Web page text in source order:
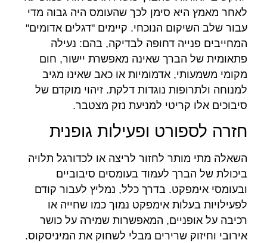
לאחר מאמץ היא סימן לכך שהעומס היה גבוה מדי
עבור שלב השיקום הנוכחי. קיימים "דגלים אדומים"
המחייבים פנייה דחופה לבדיקה, בהם: נעילה
פתאומית של הברך שאינה מאפשרת יישור, חום
מקומי משמעותי, אדמומיות או כאב שאינו מגיב
למנוחה ולתרופות נוגדות דלקת. זיהוי מוקדם של
סיבוכים אלו קריטי למניעת נזק מצטבר.
חזרה לספורט ופעילות גופנית
השאלה מתי מותר לחזור לריצה או לכדורגל תלויה
ביכולת של הברך לעמוד בעומסים סיבוביים
ובעומסי אימפקט. בדרך כלל, נמליץ לעבור קודם
לפעילויות בעלות אימפקט נמוך כמו שחייה או
רכיבה על אופניים, המאפשרות שמירה על כושר
אירובי וחיזוק שרירים מבלי לשחוק את המיניסקוס.